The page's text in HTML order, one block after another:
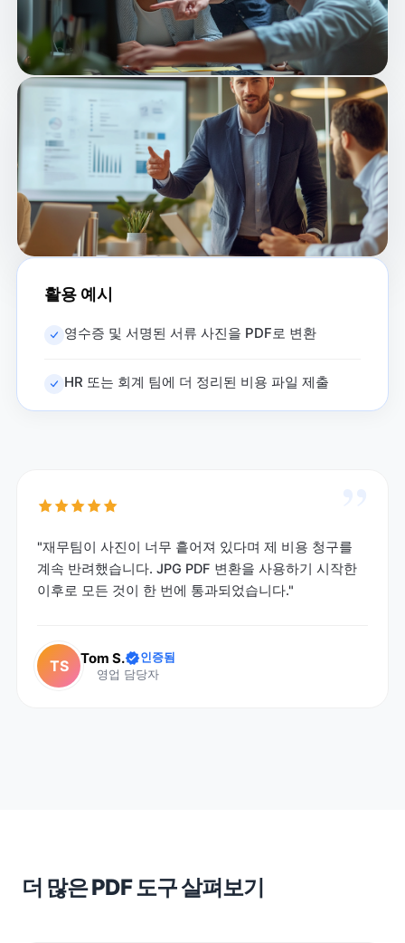
활용 예시
영수증 및 서명된 서류 사진을 PDF로 변환
HR 또는 회계 팀에 더 정리된 비용 파일 제출
"재무팀이 사진이 너무 흩어져 있다며 제 비용 청구를
계속 반려했습니다. JPG PDF 변환을 사용하기 시작한
이후로 모든 것이 한 번에 통과되었습니다."
TS Tom S.
인증됨
영업 담당자
더 많은 PDF 도구 살펴보기